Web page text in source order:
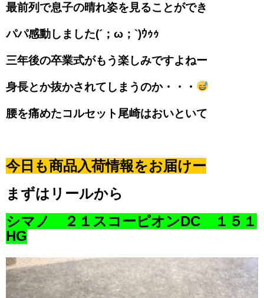
最前列で息子の晴れ姿を見ることができ
パパ感動しました(´；ω；`)ｳｩｩ
三年後の卒業式がもう楽しみですよねー
身長とか抜かされてしまうのか・・・
腰を痛めたコルセット尾崎はおいといて
今日も商品入荷情報をお届けー
まずはリールから
シマノ ２１スコーピオンDC １５１
HG